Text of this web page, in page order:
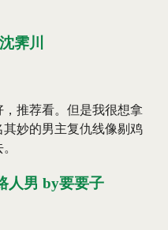
霁川
推荐看。但是我很想拿
妙的男主复仇线像剔鸡
人男 by要要子